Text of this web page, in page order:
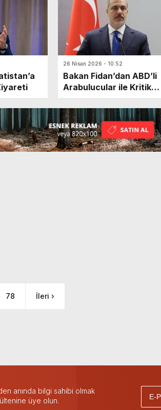
26 Nisan 2026 - 10:52
Bakan Fidan’dan ABD’li
Arabulucular ile Kritik
78 İleri ›
anında bilgi sahibi olmak
üye olun.